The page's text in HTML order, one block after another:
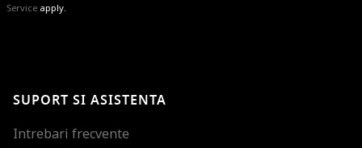
Service apply.
ultimele tendinte in moda!
SUPORT SI ASISTENTA
Intrebari frecvente